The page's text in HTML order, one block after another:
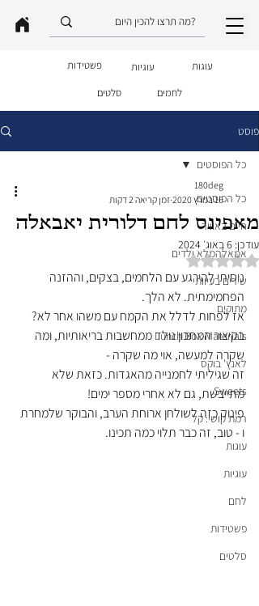
סלטים לחמים
פשטידות עוגיות עוגות
פוסט
כל הפוסטים
חיים באוויר
אמאלהמלא ילדים
שירים בעיוותי
מתוקים
Lunch Box Materials
לאנץ' בוקס
Sweets
רמת קושי: קל
עוגות
עוגיות
לחם
פשטידות
סלטים
כל הפוסטים
מאפינס לחם דלורית יאבאלה
180deg
16 במרץ 2020
זמן קריאה 2 דקות
עודכן: 6 באוג׳ 2024
דירוג של NaN מתוך 5 כוכבים
ניסיתי להירגע עם הלחמים, בצקים, וההזנה
הפחמימתית. לא הלך.
אז לפחות לדלל את הקמח עם משהו אחר לא?
בקיצור המתכון נולד ממחשבות בריאותיות, ומה
שקרה למעשה, אוי מה שקרה -
זה שגיליתי לחמנייה מהאגדות. כזאת שלא
מתייבשת, גם לא אחרי מספר ימים!
פינוק כזה לשולחן ארוחת הערב, והבוקר שלמחרת
ו - טוב, זה כבר תלוי כמה תכינו.